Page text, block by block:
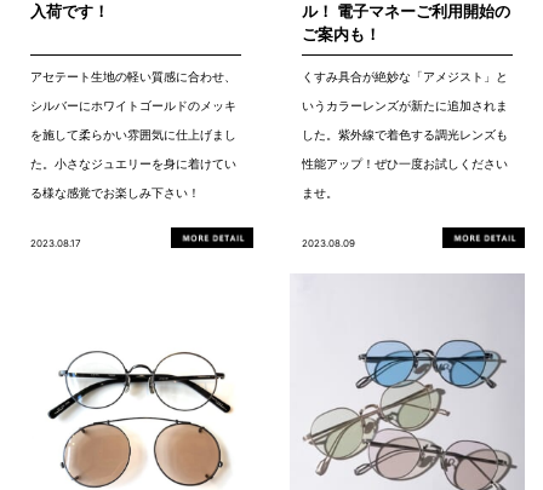
入荷です！
アセテート生地の軽い質感に合わせ、
シルバーにホワイトゴールドのメッキ
を施して柔らかい雰囲気に仕上げまし
た。小さなジュエリーを身に着けてい
る様な感覚でお楽しみ下さい！
2023.08.17
ル！ 電子マネーご利用開始の
ご案内も！
くすみ具合が絶妙な「アメジスト」と
いうカラーレンズが新たに追加されま
した。紫外線で着色する調光レンズも
性能アップ！ぜひ一度お試しください
ませ。
2023.08.09